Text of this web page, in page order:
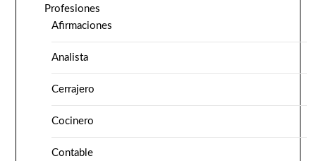
Profesiones
Afirmaciones
Analista
Cerrajero
Cocinero
Contable